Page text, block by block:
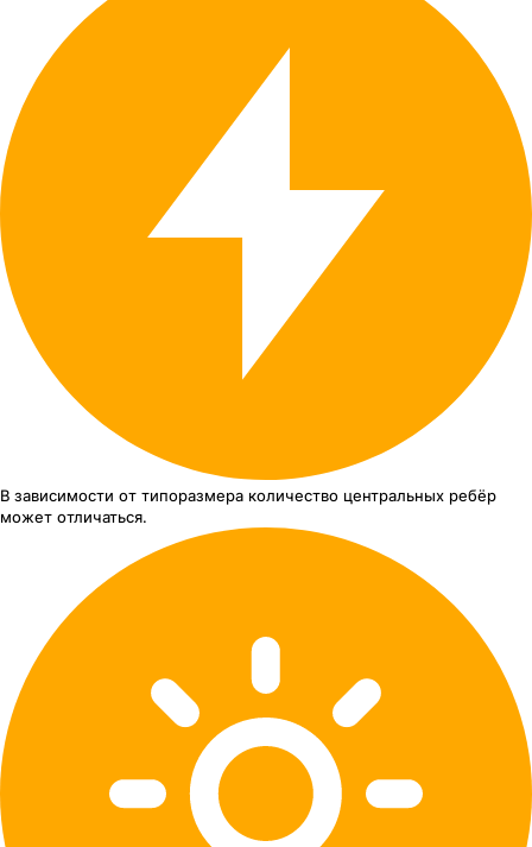
В зависимости от типоразмера количество центральных ребёр
может отличаться.